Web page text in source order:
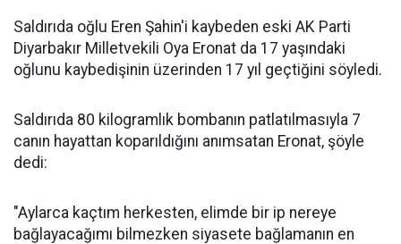
Saldırıda oğlu Eren Şahin'i kaybeden eski AK Parti
Diyarbakır Milletvekili Oya Eronat da 17 yaşındaki
oğlunu kaybedişinin üzerinden 17 yıl geçtiğini söyledi.
Saldırıda 80 kilogramlık bombanın patlatılmasıyla 7
canın hayattan koparıldığını anımsatan Eronat, şöyle
dedi:
"Aylarca kaçtım herkesten, elimde bir ip nereye
bağlayacağımı bilmezken siyasete bağlamanın en